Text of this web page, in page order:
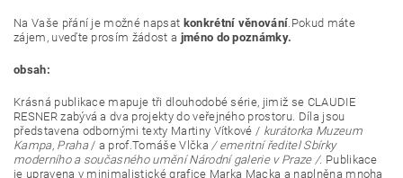
Na Vaše přání je možné napsat konkrétní věnování.Pokud máte
zájem, uveďte prosím žádost a jméno do poznámky.
obsah:
Krásná publikace mapuje tři dlouhodobé série, jimiž se CLAUDIE
RESNER zabývá a dva projekty do veřejného prostoru. Díla jsou
představena odbornými texty Martiny Vítkové / kurátorka Muzeum
Kampa, Praha/ a prof.Tomáše Vlčka/ emeritní ředitel Sbírky
moderního a současného umění Národní galerie v Praze /. Publikace
je upravena v minimalistické grafice Marka Macka a naplněna mnoha